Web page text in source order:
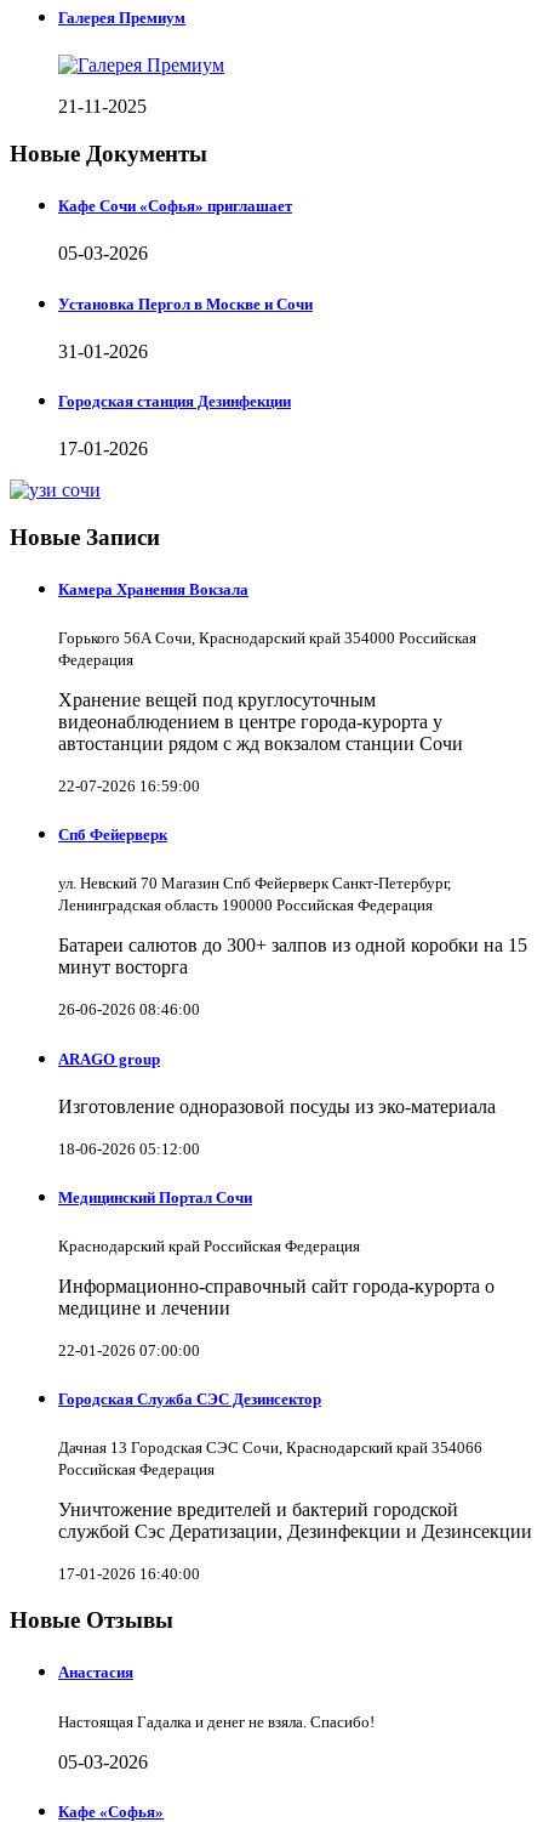
Галерея Премиум
21-11-2025
Новые Документы
Кафе Сочи «Софья» приглашает
05-03-2026
Установка Пергол в Москве и Сочи
31-01-2026
Городская станция Дезинфекции
17-01-2026
Новые Записи
Камера Хранения Вокзала
Горького 56А Сочи, Краснодарский край 354000 Российская
Федерация
Хранение вещей под круглосуточным
видеонаблюдением в центре города-курорта у
автостанции рядом с жд вокзалом станции Сочи
22-07-2026 16:59:00
Спб Фейерверк
ул. Невский 70 Магазин Спб Фейерверк Санкт-Петербург,
Ленинградская область 190000 Российская Федерация
Батареи салютов до 300+ залпов из одной коробки на 15
минут восторга
26-06-2026 08:46:00
ARAGO group
Изготовление одноразовой посуды из эко-материала
18-06-2026 05:12:00
Медицинский Портал Сочи
Краснодарский край Российская Федерация
Информационно-справочный сайт города-курорта о
медицине и лечении
22-01-2026 07:00:00
Городская Служба СЭС Дезинсектор
Дачная 13 Городская СЭС Сочи, Краснодарский край 354066
Российская Федерация
Уничтожение вредителей и бактерий городской
службой Сэс Дератизации, Дезинфекции и Дезинсекции
17-01-2026 16:40:00
Новые Отзывы
Анастасия
Настоящая Гадалка и денег не взяла. Спасибо!
05-03-2026
Кафе «Софья»